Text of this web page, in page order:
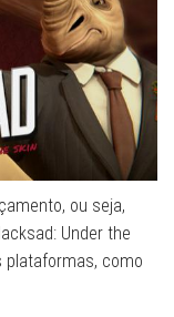
ou seja,
Under the
plataformas, como